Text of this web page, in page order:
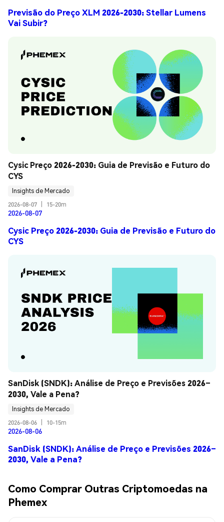
Previsão do Preço XLM 2026-2030: Stellar Lumens
Vai Subir?
Cysic Preço 2026-2030: Guia de Previsão e Futuro do
CYS
Insights de Mercado
2026-08-07
15-20m
2026-08-07
Cysic Preço 2026-2030: Guia de Previsão e Futuro do
CYS
SanDisk (SNDK): Análise de Preço e Previsões 2026–
2030, Vale a Pena?
Insights de Mercado
2026-08-06
10-15m
2026-08-06
SanDisk (SNDK): Análise de Preço e Previsões 2026–
2030, Vale a Pena?
Como Comprar Outras Criptomoedas na
Phemex